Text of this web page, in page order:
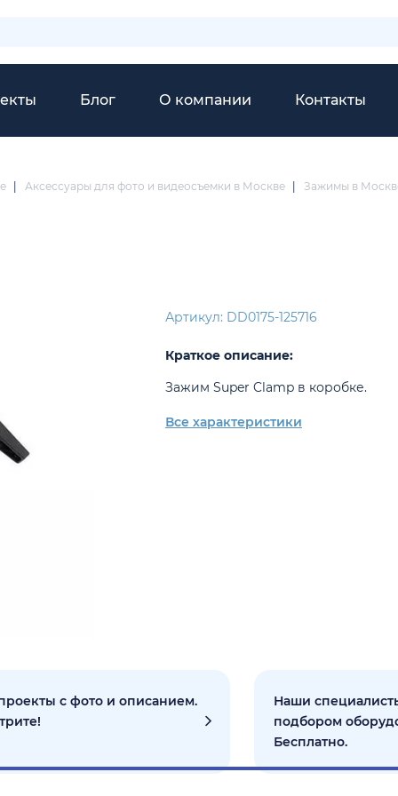
Блог О компании Контакты
Аксессуары для фото и видеосъемки в Москве Зажимы в
Артикул: DD0175-125716
Краткое описание:
Зажим Super Clamp в коробке.
Все характеристики
с фото и описанием.
Наши
подбором
Бесплатно.